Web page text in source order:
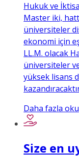
Hukuk ve
Master iki,
üniversiteler
ekonomi için
LL.M. olacak
üniversiteler
yüksek lisans
Daha fazla oku
Size en